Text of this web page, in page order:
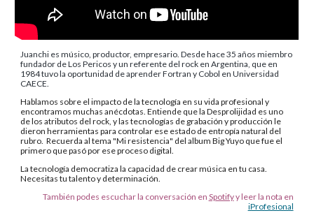
Juanchi es músico, productor, empresario. Desde hace 35 años miembro
fundador de Los Pericos y un referente del rock en Argentina, que en
1984 tuvo la oportunidad de aprender Fortran y Cobol en Universidad
CAECE.
Hablamos sobre el impacto de la tecnología en su vida profesional y
encontramos muchas anécdotas. Entiende que la Desprolijidad es uno
de los atributos del rock, y las tecnologías de grabación y producción le
dieron herramientas para controlar ese estado de entropía natural del
rubro. Recuerda al tema "Mi resistencia" del album Big Yuyo que fue el
primero que pasó por ese proceso digital.
La tecnología democratiza la capacidad de crear música en tu casa.
Necesitas tu talento y determinación.
También podes escuchar la conversación en Spotifyy leer la nota en
iProfesional